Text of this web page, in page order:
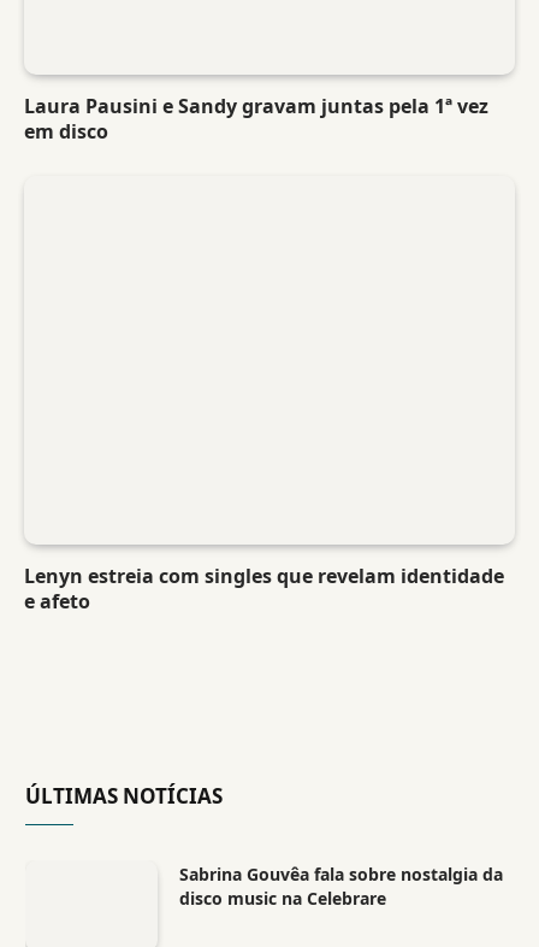
Laura Pausini e Sandy gravam juntas pela 1ª vez
em disco
Lenyn estreia com singles que revelam identidade
e afeto
ÚLTIMAS NOTÍCIAS
Sabrina Gouvêa fala sobre nostalgia da
disco music na Celebrare